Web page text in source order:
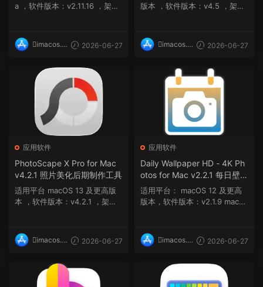
a ，软件版本：v2.11.16 ，架
imacos.t
2026-06-27
版本 ，软件版本：v4.5 ，架
imacos.t
2026-06-27
应用软件
PhotoScape X Pro for Mac
v4.2.1 照片美化后期制作工具
适用平台 macOS 13 及更高版
本 ，软件版本：v4.2.1 ，架
imacos.t
2026-06-27
应用软件
Daily Wallpaper HD - 4K Ph
otos for Mac v2.2.1 每日壁纸
4K高清照片桌面背景工具
适用平台： macOS 12 及更高
版本，软件版本：v2.1.9 macO
imacos.t
2026-06-27